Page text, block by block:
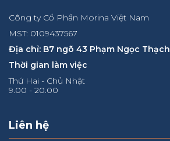
Công ty Cổ Phần Morina Việt Nam
MST: 0109437567
Địa chỉ: B7 ngõ 43 Phạm Ngọc Thạch
Thời gian làm việc
Thứ Hai - Chủ Nhật
9.00 - 20.00
Liên hệ